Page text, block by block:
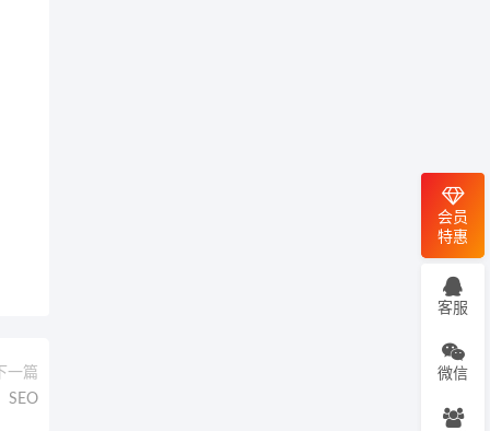
一篇
SEO
会员
特惠
客服
微信